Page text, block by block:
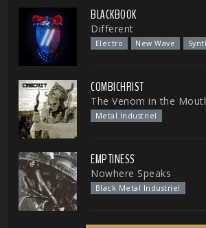
BLACKBOOK
Different
Electro New Wave
COMBICHRIST
The Venom in the
Metal Industriel
EMPTINESS
Nowhere Speaks
Black Metal Industriel